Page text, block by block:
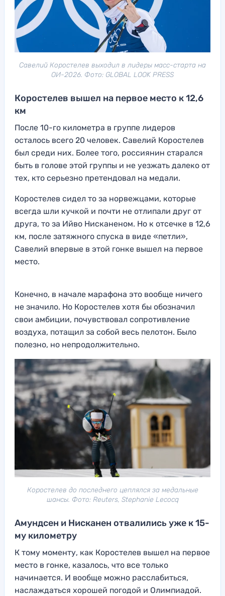
Савелий Коростелев выходил в лидеры масс-старта на
ОИ-2026. Фото: GLOBAL LOOK PRESS
Коростелев вышел на первое место к 12,6
км
После 10-го километра в группе лидеров
осталось всего 20 человек. Савелий Коростелев
был среди них. Более того, россиянин старался
быть в голове этой группы и не уезжать далеко от
тех, кто серьезно претендовал на медали.
Коростелев сидел то за норвежцами, которые
всегда шли кучкой и почти не отлипали друг от
друга, то за Ийво Нисканеном. Но к отсечке в 12,6
км, после затяжного спуска в виде «петли»,
Савелий впервые в этой гонке вышел на первое
место.
Конечно, в начале марафона это вообще ничего
не значило. Но Коростелев хотя бы обозначил
свои амбиции, почувствовал сопротивление
воздуха, потащил за собой весь пелотон. Было
полезно, но непродолжительно.
Коростелев до последнего цеплялся за медальные
шансы. Фото: Reuters, Stephanie Lecocq
Амундсен и Нисканен отвалились уже к 15-
му километру
К тому моменту, как Коростелев вышел на первое
место в гонке, казалось, что все только
начинается. И вообще можно расслабиться,
наслаждаться хорошей погодой и Олимпиадой.